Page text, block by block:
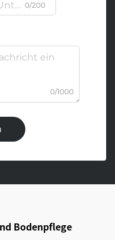
0/200
0/1000
Bodenpflege